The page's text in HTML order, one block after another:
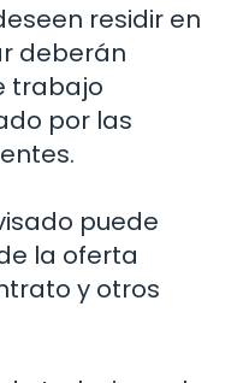
residir en
deberán
trabajo
por las
puede
la oferta
y otros